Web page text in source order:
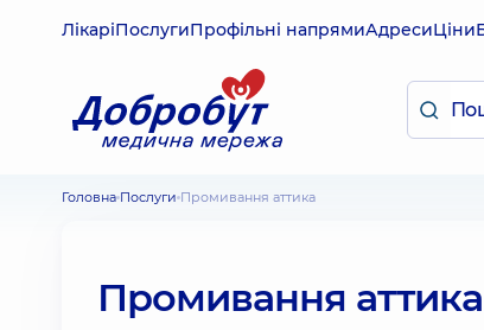
ЛікаріПослугиПрофільні напрямиАдресиЦіни
Головна Послуги Промивання аттика
Промивання аттика